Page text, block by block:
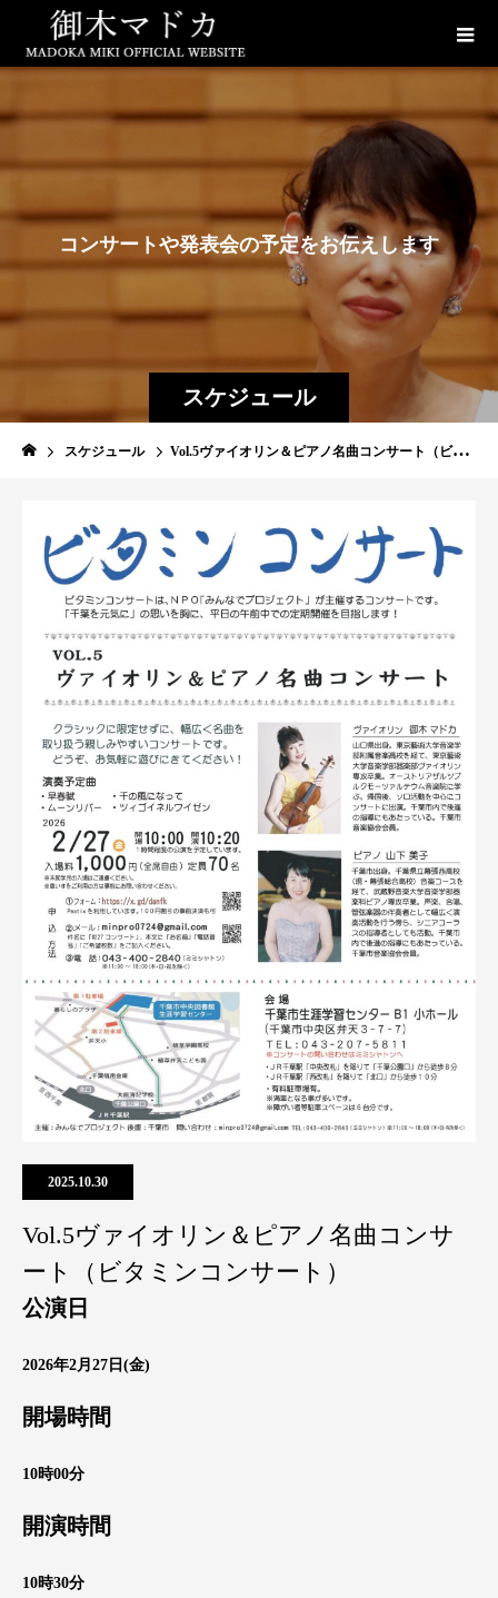
スケジュール
コ ンサー トや発表会の予定をお伝えします
スケジュール Vol.5ヴァイオリン＆ピアノ名曲コンサート（ビタミンコンサート）
2025.10.30
Vol.5ヴァイオリン＆ピアノ名曲コンサ
ート（ビタミンコンサート）
公演日
2026年2月27日(金)
開場時間
10時00分
開演時間
10時30分